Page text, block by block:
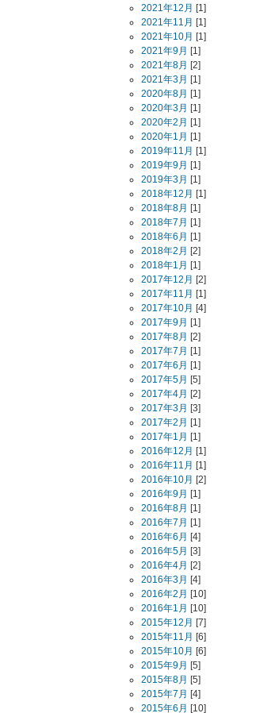
2021年12月 [1]
2021年11月 [1]
2021年10月 [1]
2021年9月 [1]
2021年8月 [2]
2021年3月 [1]
2020年8月 [1]
2020年3月 [1]
2020年2月 [1]
2020年1月 [1]
2019年11月 [1]
2019年9月 [1]
2019年3月 [1]
2018年12月 [1]
2018年8月 [1]
2018年7月 [1]
2018年6月 [1]
2018年2月 [2]
2018年1月 [1]
2017年12月 [2]
2017年11月 [1]
2017年10月 [4]
2017年9月 [1]
2017年8月 [2]
2017年7月 [1]
2017年6月 [1]
2017年5月 [5]
2017年4月 [2]
2017年3月 [3]
2017年2月 [1]
2017年1月 [1]
2016年12月 [1]
2016年11月 [1]
2016年10月 [2]
2016年9月 [1]
2016年8月 [1]
2016年7月 [1]
2016年6月 [4]
2016年5月 [3]
2016年4月 [2]
2016年3月 [4]
2016年2月 [10]
2016年1月 [10]
2015年12月 [7]
2015年11月 [6]
2015年10月 [6]
2015年9月 [5]
2015年8月 [5]
2015年7月 [4]
2015年6月 [10]